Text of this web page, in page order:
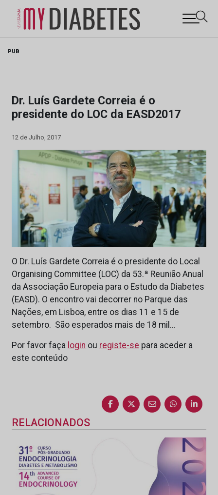
PUB
Dr. Luís Gardete Correia é o
presidente do LOC da EASD2017
12 de Julho, 2017
O Dr. Luís Gardete Correia é o presidente do Local
Organising Committee (LOC) da 53.ª Reunião Anual
da Associação Europeia para o Estudo da Diabetes
(EASD). O encontro vai decorrer no Parque das
Nações, em Lisboa, entre os dias 11 e 15 de
setembro. São esperados mais de 18 mil…
Por favor faça login ou registe-se para aceder a
este conteúdo
RELACIONADOS